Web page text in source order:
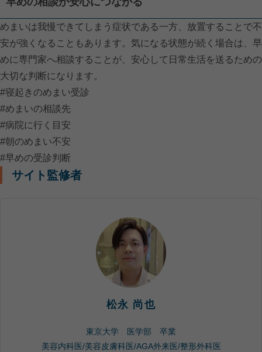
めまいは我慢できてしまう症状である一方、放置することで不
安が強くなることもあります。気になる状態が続く場合は、早
めに専門家へ相談することが、安心して日常生活を送るための
大切な判断になります。
#寝起きのめまい受診
#めまいの相談先
#病院に行く目安
#朝のめまい不安
#早めの受診判断
サイト監修者
松永 尚也
東京大学 医学部 卒業
美容内科医/美容皮膚科医/AGA外来医/整形外科医